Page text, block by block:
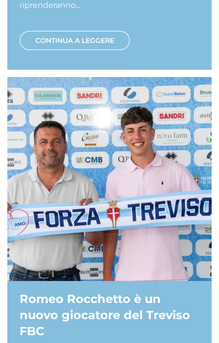
riprenderanno...
CONTINUA A LEGGERE
Romeo Rocchetto è un
nuovo giocatore del Treviso
FBC